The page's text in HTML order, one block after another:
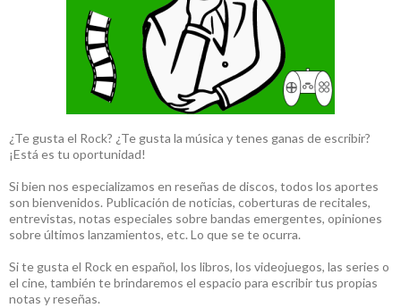
¿Te gusta el Rock? ¿Te gusta la música y tenes ganas de escribir?
¡Está es tu oportunidad!
Si bien nos especializamos en reseñas de discos, todos los aportes
son bienvenidos. Publicación de noticias, coberturas de recitales,
entrevistas, notas especiales sobre bandas emergentes, opiniones
sobre últimos lanzamientos, etc. Lo que se te ocurra.
Si te gusta el Rock en español, los libros, los videojuegos, las series o
el cine, también te brindaremos el espacio para escribir tus propias
notas y reseñas.